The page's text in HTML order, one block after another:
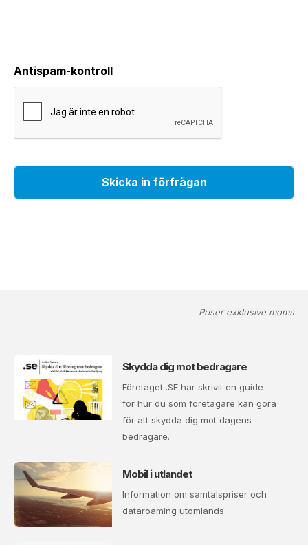
Antispam-kontroll
Priser exklusive moms
Skydda dig mot bedragare
Företaget .SE har skrivit en guide
för hur du som företagare kan göra
för att skydda dig mot dagens
bedragare.
Mobil i utlandet
Information om samtalspriser och
dataroaming utomlands.